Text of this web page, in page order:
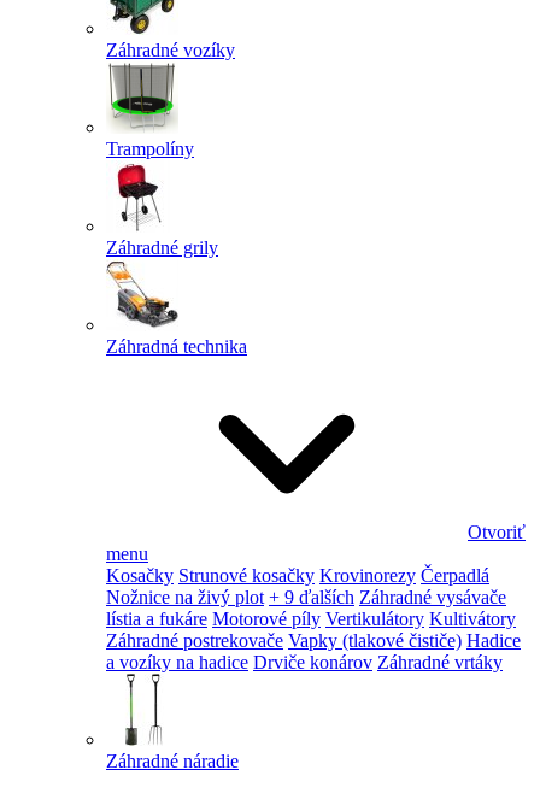
Záhradné vozíky
Trampolíny
Záhradné grily
Záhradná technika
Otvoriť
menu
Kosačky Strunové kosačky Krovinorezy Čerpadlá
Nožnice na živý plot + 9 ďalších Záhradné vysávače
lístia a fukáre Motorové píly Vertikulátory Kultivátory
Záhradné postrekovače Vapky (tlakové čističe) Hadice
a vozíky na hadice Drviče konárov Záhradné vrtáky
Záhradné náradie